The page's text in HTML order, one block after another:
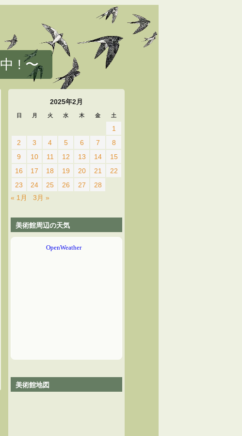
! 〜
2025年2月
日 月 火 水 木 金 土
1
2
3 4 5 6 7
8
9
10 11 12 13 14
15
16
17 18 19 20 21
22
23
24 25 26 27
28
« 1月
3月 »
美術館周辺の天気
美術館地図